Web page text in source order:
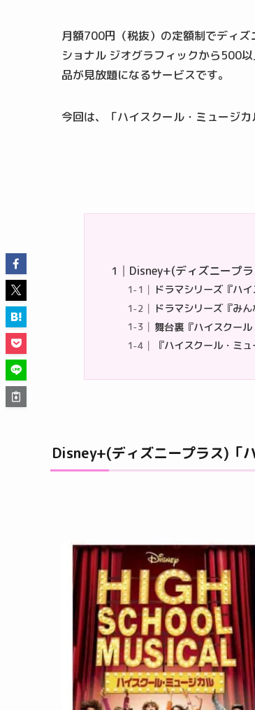
月額700円（税抜）の定額制でディ
ショナル ジオグラフィックから500
品が見放題になるサービスです。
今回は、「ハイスクール・ミュージ
Disney+(ディズニープ
ドラマシリーズ『ハ
ドラマシリーズ『み
舞台裏『ハイスクー
『ハイスクール・ミ
Disney+(ディズニープラス)「